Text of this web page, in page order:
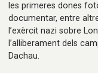
les primeres dones
documentar, entre
l’exèrcit nazi sobre
l’alliberament dels
Dachau.